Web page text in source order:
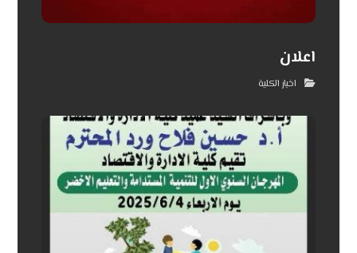
اعلان
اخبار الكلية